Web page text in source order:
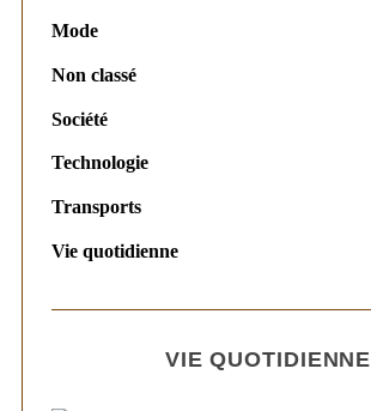
Mode
Non classé
Société
Technologie
Transports
Vie quotidienne
VIE QUOTIDIENNE